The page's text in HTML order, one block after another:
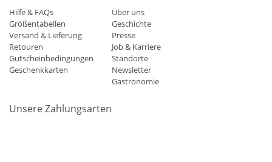
Hilfe & FAQs
Größentabellen
Versand & Lieferung
Retouren
Gutscheinbedingungen
Geschenkkarten
Über uns
Geschichte
Presse
Job & Karriere
Standorte
Newsletter
Gastronomie
Unsere Zahlungsarten